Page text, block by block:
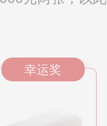
幸运奖